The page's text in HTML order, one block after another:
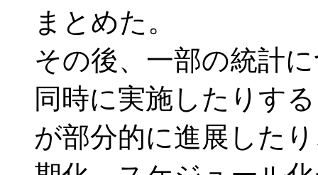
まとめた。
その後、一部の統計
同時に実施したりす
が部分的に進展した